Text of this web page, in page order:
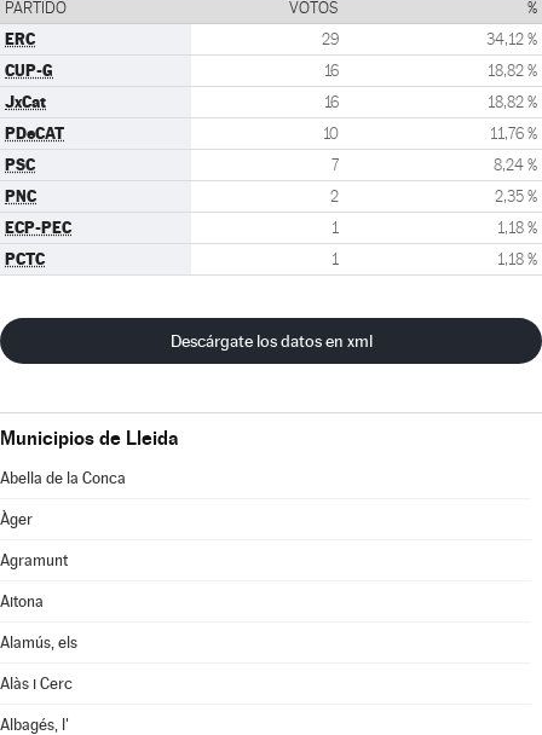
PARTIDO VOTOS %
ERC 29 34,12 %
CUP-G 16 18,82 %
JxCat 16 18,82 %
PDeCAT 10 11,76 %
PSC 7 8,24 %
PNC 2 2,35 %
ECP-PEC 1 1,18 %
PCTC 1 1,18 %
Descárgate los datos en xml
Municipios de Lleida
Abella de la Conca
Àger
Agramunt
Aitona
Alamús, els
Alàs i Cerc
Albagés, l'